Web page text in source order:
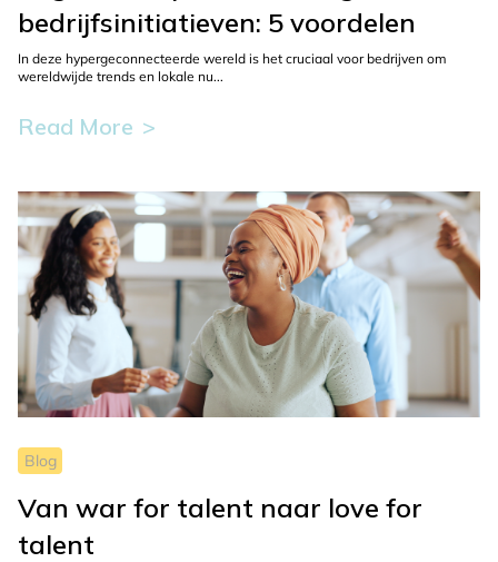
bedrijfsinitiatieven: 5 voordelen
In deze hypergeconnecteerde wereld is het cruciaal voor bedrijven om
wereldwijde trends en lokale nu...
Read More
This
is
used
to
display
more
information
about
the
selected
blog.
Blog
Van war for talent naar love for
talent